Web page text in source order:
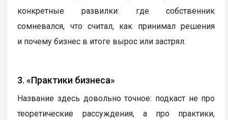
конкретные развилки: где собственник
сомневался, что считал, как принимал решения
и почему бизнес в итоге вырос или застрял.
3. «Практики бизнеса»
Название здесь довольно точное: подкаст не про
теоретические рассуждения, а про практики,